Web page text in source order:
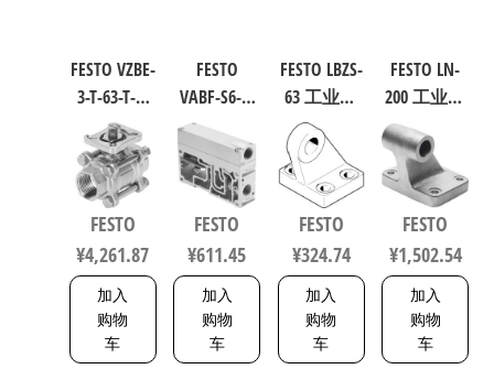
FESTO VZBE-
3-T-63-T-2-
F0710-
V15V16 不
锈钢球阀
行程63mm
符合ISO
5211 0710
FESTO
¥4,261.87
加入
购物
车
FESTO
VABF-S6-1-
P1A7-G12
软启动阀
539231
FESTO
¥611.45
加入
购物
车
FESTO LBZS-
63 工业自
动化零部
件 规格63
33846
FESTO
¥324.74
加入
购物
车
FESTO LN-
200 工业自
动化零部
件 规格200
9038
FESTO
¥1,502.54
加入
购物
车